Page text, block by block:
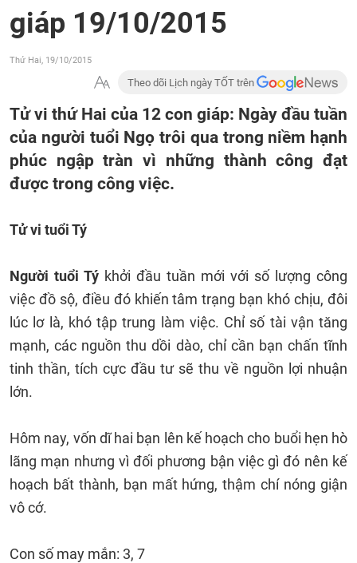
giáp 19/10/2015
Thứ Hai, 19/10/2015
Theo dõi Lịch ngày TỐT trên
Tử vi thứ Hai của 12 con giáp: Ngày đầu tuần
của người tuổi Ngọ trôi qua trong niềm hạnh
phúc ngập tràn vì những thành công đạt
được trong công việc.
Tử vi tuổi Tý
Người tuổi Tý khởi đầu tuần mới với số lượng công
việc đồ sộ, điều đó khiến tâm trạng bạn khó chịu, đôi
lúc lơ là, khó tập trung làm việc. Chỉ số tài vận tăng
mạnh, các nguồn thu dồi dào, chỉ cần bạn chấn tĩnh
tinh thần, tích cực đầu tư sẽ thu về nguồn lợi nhuận
lớn.
Hôm nay, vốn dĩ hai bạn lên kế hoạch cho buổi hẹn hò
lãng mạn nhưng vì đối phương bận việc gì đó nên kế
hoạch bất thành, bạn mất hứng, thậm chí nóng giận
vô cớ.
Con số may mắn: 3, 7